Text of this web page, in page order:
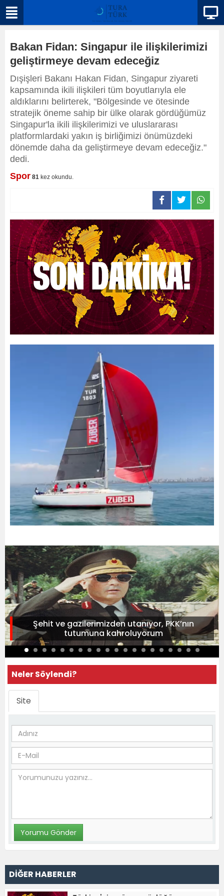
Bakan Fidan: Singapur ile ilişkilerimizi
geliştirmeye devam edeceğiz
Dışişleri Bakanı Hakan Fidan, Singapur ziyareti
kapsamında ikili ilişkileri tüm boyutlarıyla ele
aldıklarını belirterek, "Bölgesinde ve ötesinde
stratejik öneme sahip bir ülke olarak gördüğümüz
Singapur'la ikili ilişkilerimizi ve uluslararası
platformlardaki yakın iş birliğimizi önümüzdeki
dönemde daha da geliştirmeye devam edeceğiz."
dedi.
Spor 81 kez okundu.
Şehit ve gazilerimizden utanıyor, PKK’nın
tutumuna kahroluyorum
Neler Söylendi?
Site
DİĞER HABERLER